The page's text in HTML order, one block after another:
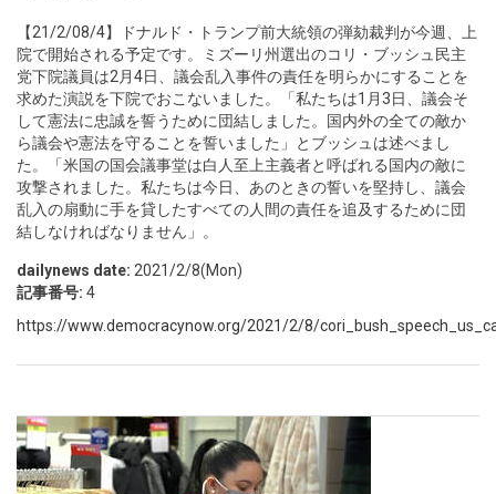
【21/2/08/4】ドナルド・トランプ前大統領の弾劾裁判が今週、上
院で開始される予定です。ミズーリ州選出のコリ・ブッシュ民主
党下院議員は2月4日、議会乱入事件の責任を明らかにすることを
求めた演説を下院でおこないました。「私たちは1月3日、議会そ
して憲法に忠誠を誓うために団結しました。国内外の全ての敵か
ら議会や憲法を守ることを誓いました」とブッシュは述べまし
た。「米国の国会議事堂は白人至上主義者と呼ばれる国内の敵に
攻撃されました。私たちは今日、あのときの誓いを堅持し、議会
乱入の扇動に手を貸したすべての人間の責任を追及するために団
結しなければなりません」。
dailynews date: 2021/2/8(Mon)
記事番号: 4
https://www.democracynow.org/2021/2/8/